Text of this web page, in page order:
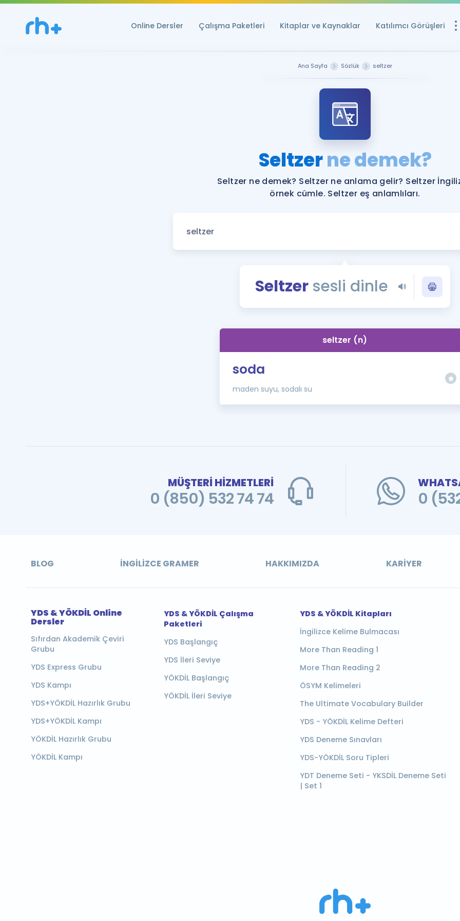
Online Dersler Çalışma Paketleri Kitaplar ve Kaynaklar Katılımcı Görüşleri
YDS ve YÖKDİL
Rehberlik Aracı
YDS ve YÖKDİL'e
Tüm ÖSYM
YDS - YÖKDİL
İngilizce Gramer
Ana Sayfa Sözlük seltzer
Seltzerne demek?
Seltzer ne demek? Seltzer ne anlama gelir? Seltzer
örnek cümle. Seltzer eş anlamlıları.
Seltzersesli dinle
seltzer (n)
soda
maden suyu, sodalı su
MÜŞTERİ HİZMETLERİ
0 (850) 532 74 74 0
BLOG İNGILIZCE GRAMER HAKKIMIZDA KARIYER
YDS & YÖKDİL Online
Dersler
Sıfırdan Akademik Çeviri
Grubu
YDS Express Grubu
YDS Kampı
YDS+YÖKDİL Hazırlık Grubu
YDS+YÖKDİL Kampı
YÖKDİL Hazırlık Grubu
YÖKDİL Kampı
YDS & YÖKDİL Çalışma
Paketleri
YDS Başlangıç
YDS İleri Seviye
YÖKDİL Başlangıç
YÖKDİL İleri Seviye
YDS & YÖKDİL Kitapları
İngilizce Kelime Bulmacası
More Than Reading 1
More Than Reading 2
ÖSYM Kelimeleri
The Ultimate Vocabulary Builder
YDS - YÖKDİL Kelime Defteri
YDS Deneme Sınavları
YDS-YÖKDİL Soru Tipleri
YDT Deneme Seti - YKSDİL Deneme Seti
| Set 1